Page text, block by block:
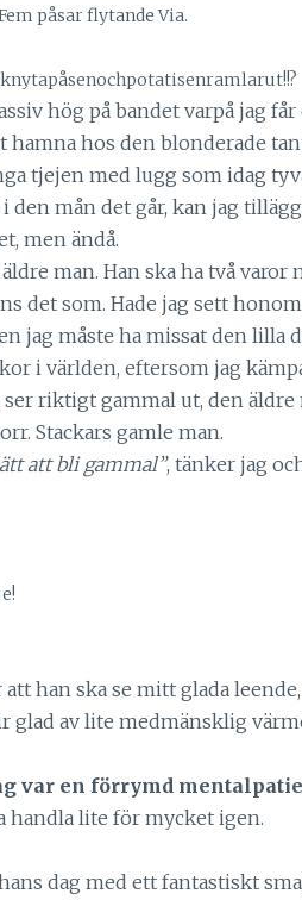
påsar flytande Via.
hög på bandet varpå jag får
hamna hos den blonderade
tjejen med lugg som idag
i den mån det går, kan jag
men ändå.
man. Han ska ha två varor
det som. Hade jag sett
jag måste ha missat den lilla
i världen, eftersom jag
ser riktigt gammal ut, den äldre
Stackars gamle man.
att bli gammal”, tänker jag
han ska se mitt glada
glad av lite medmänsklig
var en förrymd
handla lite för mycket igen.
dag med ett fantastiskt